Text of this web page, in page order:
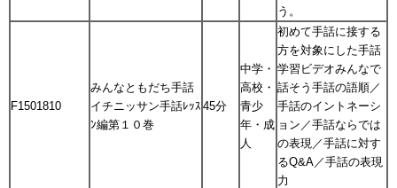
う。
F1501810
みんなともだち手話
イチニッサン手話ﾚｯｽ
ﾝ編第１０巻
45分
中学・
高校・
青少
年・成
人
初めて手話に接する
方を対象にした手話
学習ビデオみんなで
話そう手話の語順／
手話のイントネーシ
ョン／手話ならでは
の表現／手話に対す
るQ&A／手話の表現
力